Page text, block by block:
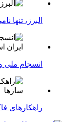
البرز،
انسجام ملی
راهکارهای